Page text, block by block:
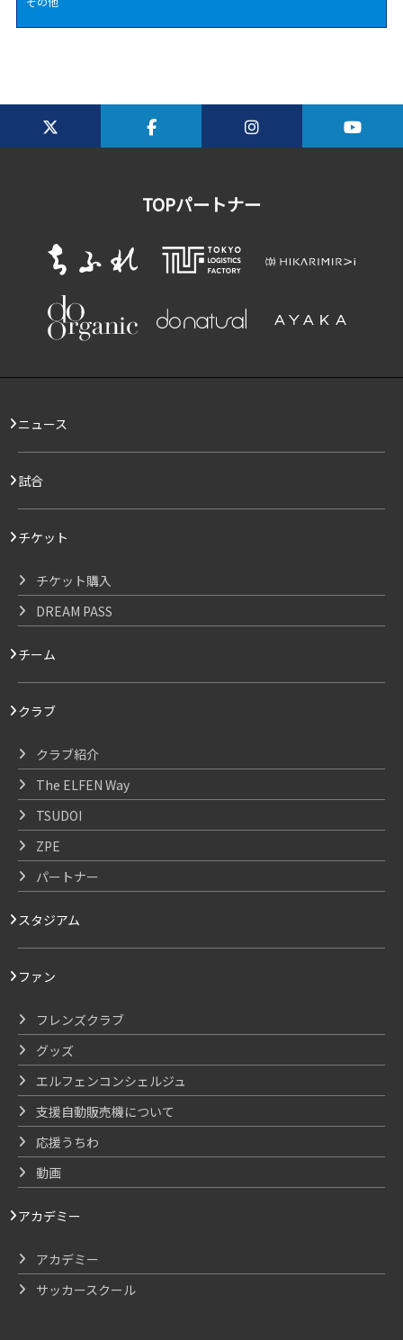
TOPパートナー
ニュース
試合
チケット
チケット購入
DREAM PASS
チーム
クラブ
クラブ紹介
The ELFEN Way
TSUDOI
ZPE
パートナー
スタジアム
ファン
フレンズクラブ
グッズ
エルフェンコンシェルジュ
支援自動販売機について
応援うちわ
動画
アカデミー
アカデミー
サッカースクール